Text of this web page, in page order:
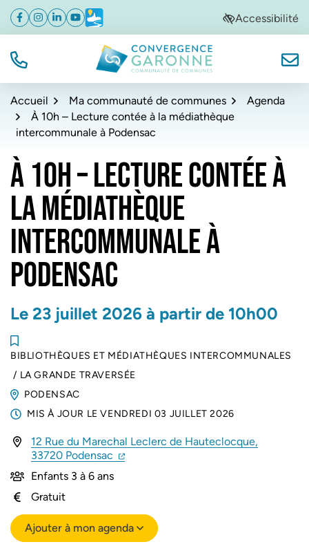
Aller
navigation
Aller
au
Aller
au
de
Facebook
(ouverture dans un nouvel onglet)
Instagram
(ouverture dans un nouvel onglet)
Linkedin
(ouverture dans un nouvel onglet)
YouTube
(ouverture dans un nouvel onglet)
Météo
(ouverture dans un nouvel onglet)Accessibilité
TÉL. Convergence Garonne
Accueil Ma communauté de communes
Agenda
À 10h – Lecture contée à la médiathèque
intercommunale à Podensac
À 10H – LECTURE CONTÉE À
LA MÉDIATHÈQUE
INTERCOMMUNALE À
PODENSAC
Le 23 juillet 2026 à partir de 10h00
BIBLIOTHÈQUES ET MÉDIATHÈQUES INTERCOMMUNALES
/ LA GRANDE TRAVERSÉE
PODENSAC
MIS À JOUR LEVENDREDI 03 JUILLET 2026
12 Rue du Marechal Leclerc de Hauteclocque,
33720 Podensac (ouverture dans un nouvel onglet)
(ouverture dans un nouvel onglet)
Enfants 3 à 6 ans
Gratuit
Ajouter à mon agenda